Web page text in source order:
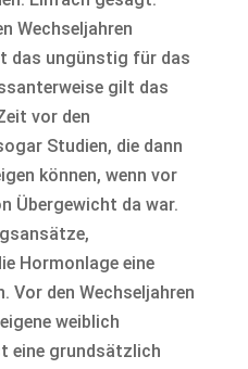
Wechseljahren
das ungünstig für das
gilt das
vor den
Studien, die dann
können, wenn vor
Übergewicht da war.
Hormonlage eine
Vor den Wechseljahren
weiblich
eine grundsätzlich